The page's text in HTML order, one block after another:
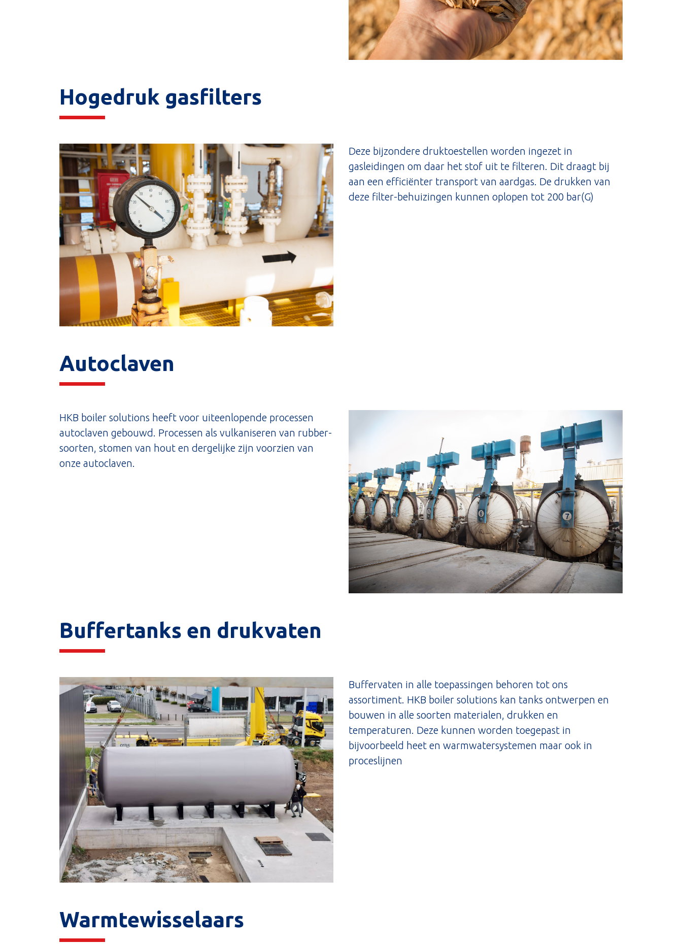
Hogedruk gasfilters
Deze bijzondere druktoestellen worden ingezet in
gasleidingen om daar het stof uit te filteren. Dit draagt bij
aan een efficiënter transport van aardgas. De drukken van
deze filter-behuizingen kunnen oplopen tot 200 bar(G)
Autoclaven
HKB boiler solutions heeft voor uiteenlopende processen
autoclaven gebouwd. Processen als vulkaniseren van rubber-
soorten, stomen van hout en dergelijke zijn voorzien van
onze autoclaven.
Buffertanks en drukvaten
Buffervaten in alle toepassingen behoren tot ons
assortiment. HKB boiler solutions kan tanks ontwerpen en
bouwen in alle soorten materialen, drukken en
temperaturen. Deze kunnen worden toegepast in
bijvoorbeeld heet en warmwatersystemen maar ook in
proceslijnen
Warmtewisselaars